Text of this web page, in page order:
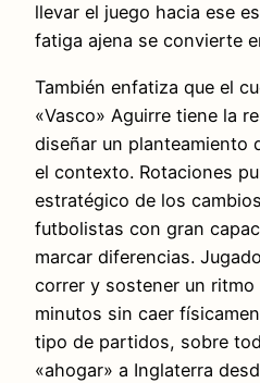
llevar el juego hacia ese
fatiga ajena se convierte
También enfatiza que el
«Vasco» Aguirre tiene la
diseñar un planteamiento
el contexto. Rotaciones
estratégico de los
futbolistas con gran
marcar diferencias.
correr y sostener un
minutos sin caer
tipo de partidos, sobre
«ahogar» a Inglaterra